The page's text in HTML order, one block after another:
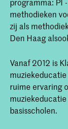
methodieken
zij als
Den Haag
Vanaf 2012 is
ruime ervaring
basisscholen.